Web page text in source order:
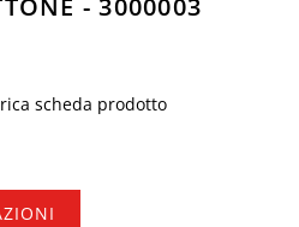
- 3000003
scheda prodotto